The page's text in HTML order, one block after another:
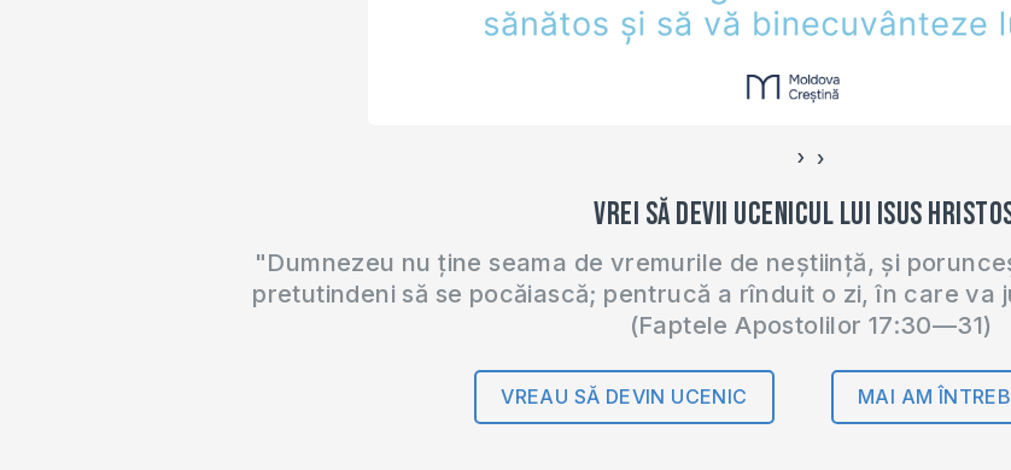
‹ ›
Vrei să devii ucenicul lui Isus
"Dumnezeu nu ține seama de vremurile de neștiință, și
pretutindeni să se pocăiască; pentrucă a rînduit o zi, în care va
(Faptele Apostolilor 17:30—31)
VREAU SĂ DEVIN UCENIC MAI AM